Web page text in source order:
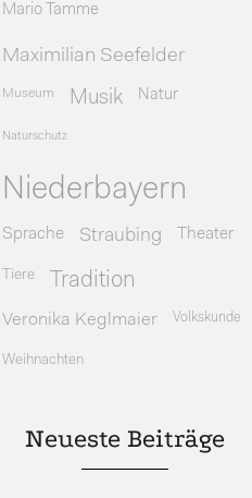
Mario Tamme
Maximilian Seefelder
Museum Musik Natur
Naturschutz
Niederbayern
Sprache Straubing Theater
Tiere Tradition
Veronika Keglmaier Volkskunde
Weihnachten
Neueste Beiträge